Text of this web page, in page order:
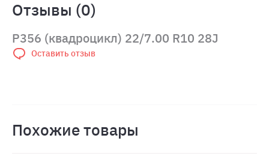
Отзывы (0)
P356 (квадроцикл) 22/7.00 R10 28J
Оставить отзыв
Похожие товары